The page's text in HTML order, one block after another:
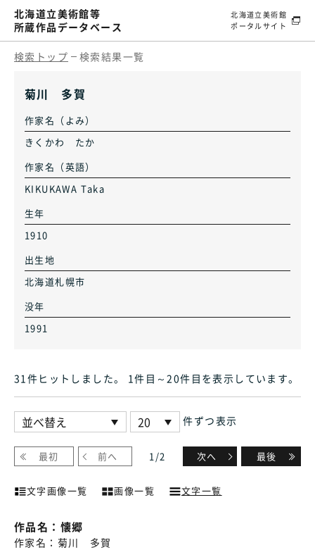
北海道立美術館等
所蔵作品データベース
北海道立美術館
ポータルサイト
検索トップ 検索結果一覧
菊川 多賀
作家名（よみ）
きくかわ たか
作家名（英語）
KIKUKAWA Taka
生年
1910
出生地
北海道札幌市
没年
1991
31件ヒット しました。 1件目～20件目 を表示しています。
件ずつ表示
最初 前へ 1 /2 次へ 最後
文字画像一覧 画像一覧 文字一覧
作品名： 懐郷
作家名： 菊川 多賀